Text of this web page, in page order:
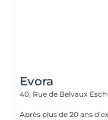
Evora
40, Rue de Belvaux
Après plus de 20 ans